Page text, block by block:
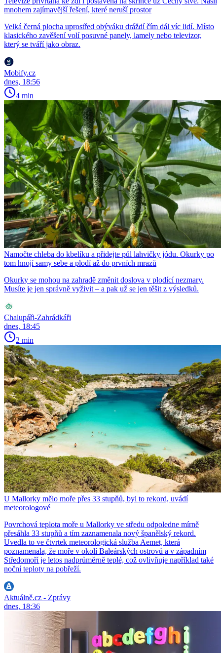
mnohem zajímavější řešení, které neruší prostor
Velká černá plocha uprostřed obýváku dráždí čím dál víc lidí. Místo
klasického zavěšení volí posuvné panely, lamely nebo televizor,
který se tváří jako obraz.
Mobify.cz
dnes, 18:56
4 min
Namočte chleba do kbelíku a přidejte půl lahvičky jódu. Okurky po
tom hnojí samy sebe a plodí až do prvních mrazů
Okurky se mohou na zahradě změnit doslova v plodící nezmary.
Musíte je jen správně vyživit – a pak už se jen těšit z výsledků.
Chalupáři-Zahrádkáři
dnes, 18:45
2 min
U Mallorky mělo moře přes 33 stupňů, byl to rekord, uvádí
meteorologové
Povrchová teplota moře u Mallorky ve středu odpoledne mírně
přesáhla 33 stupňů a tím zaznamenala nový španělský rekord.
Uvedla to ve čtvrtek meteorologická služba Aemet, která
poznamenala, že moře v okolí Baleárských ostrovů a v západním
Středomoří je letos nadprůměrně teplé, což ovlivňuje například také
noční teploty na pobřeží.
Aktuálně.cz - Zprávy
dnes, 18:36